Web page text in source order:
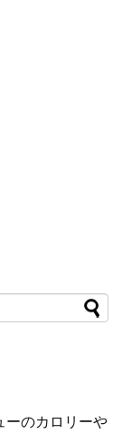
ーのカロリーや